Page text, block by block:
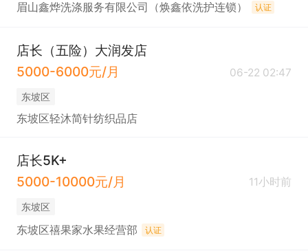
眉山鑫烨洗涤服务有限公司（焕鑫依洗护连锁） 认证
店长（五险）大润发店
5000-6000元/月
06-22 02:47
东坡区
东坡区轻沐简针纺织品店
店长5K+
5000-10000元/月
11小时前
东坡区
东坡区禧果家水果经营部 认证